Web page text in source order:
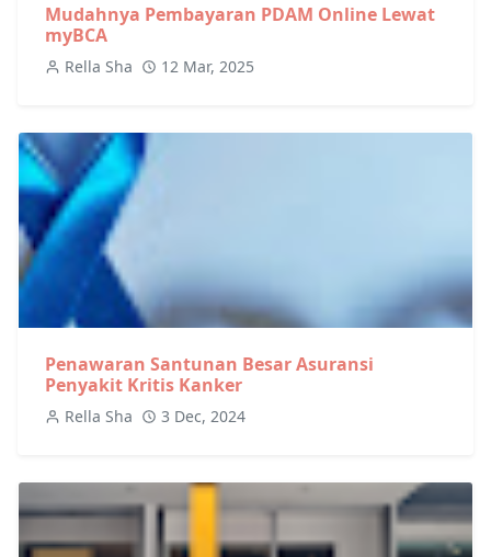
Mudahnya Pembayaran PDAM Online Lewat
myBCA
Rella Sha 12 Mar, 2025
Penawaran Santunan Besar Asuransi
Penyakit Kritis Kanker
Rella Sha 3 Dec, 2024